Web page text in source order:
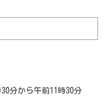
分から午前11時30分